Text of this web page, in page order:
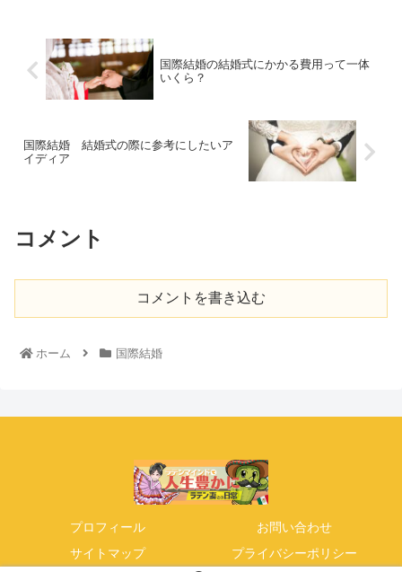
国際結婚の結婚式にかかる費用って一体
いくら？
国際結婚 結婚式の際に参考にしたいア
イディア
コメント
コメントを書き込む
ホーム 国際結婚
プロフィール
お問い合わせ
サイトマップ
プライバシーポリシー